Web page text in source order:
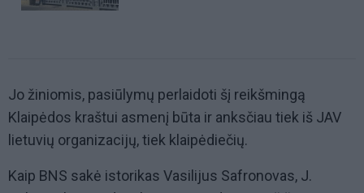
Jo žiniomis, pasiūlymų perlaidoti šį reikšmingą
Klaipėdos kraštui asmenį būta ir anksčiau tiek iš JAV
lietuvių organizacijų, tiek klaipėdiečių.
Kaip BNS sakė istorikas Vasilijus Safronovas, J.